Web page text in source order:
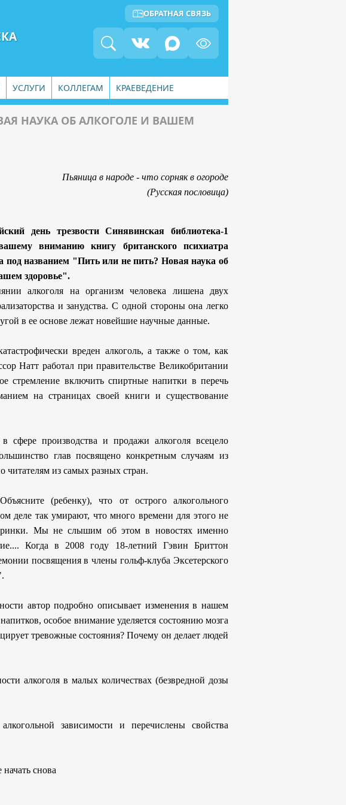
ОБРАТНАЯ СВЯЗЬ
УСЛУГИ КОЛЛЕГАМ КРАЕВЕДЕНИЕ
НАУКА ОБ АЛКОГОЛЕ И ВАШЕМ
Пьяница в народе - что сорняк в огороде
(Русская пословица)
день трезвости Синявинская библиотека-1
вниманию книгу британского психиатра
под названием "Пить или не пить? Новая наука об
здоровье".
алкоголя на организм человека лишена двух
и занудства. С одной стороны она легко
в ее основе лежат новейшие научные данные.
вреден алкоголь, а также о том, как
Натт работал при правительстве Великобритании
стремление включить спиртные напитки в перечь
на страницах своей книги и существование
сфере производства и продажи алкоголя всецело
глав посвящено конкретным случаям из
читателям из самых разных стран.
(ребенку), что от острого алкогольного
деле так умирают, что много времени для этого не
Мы не слышим об этом в новостях именно
Когда в 2008 году 18-летний Гэвин Бриттон
посвящения в члены гольф-клуба Эксетерского
автор подробно описывает изменения в нашем
особое внимание уделяется состоянию мозга
тревожные состояния? Почему он делает людей
алкоголя в малых количествах (безвредной дозы
зависимости и перечислены свойства
снова